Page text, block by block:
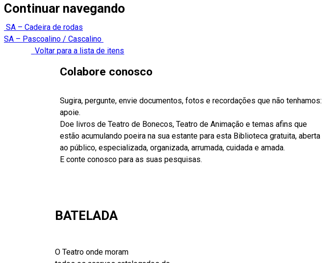
Continuar navegando
SA – Cadeira de rodas
SA – Pascoalino / Cascalino
Voltar para a lista de itens
Colabore conosco
Sugira, pergunte, envie documentos, fotos e recordações que não tenhamos:
apoie.
Doe livros de Teatro de Bonecos, Teatro de Animação e temas afins que
estão acumulando poeira na sua estante para esta Biblioteca gratuita, aberta
ao público, especializada, organizada, arrumada, cuidada e amada.
E conte conosco para as suas pesquisas.
BATELADA
O Teatro onde moram